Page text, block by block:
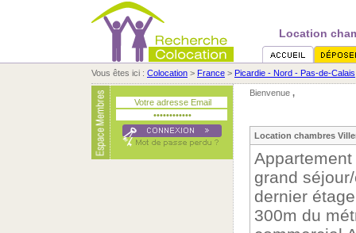
Location
Vous êtes ici : Colocation > France > Picardie - Nord - Pas-de-Calais
Bienvenue ,
Location chambres
grand
dernier
300m du